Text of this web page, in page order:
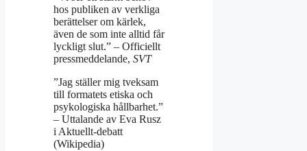
hos publiken av verkliga
berättelser om kärlek,
även de som inte alltid får
lyckligt slut.” – Officiellt
pressmeddelande, SVT
”Jag ställer mig tveksam
till formatets etiska och
psykologiska hållbarhet.”
– Uttalande av Eva Rusz
i Aktuellt-debatt
(Wikipedia)